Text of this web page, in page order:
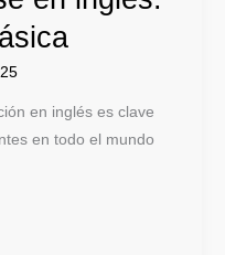
en inglés es clave
en todo el mundo